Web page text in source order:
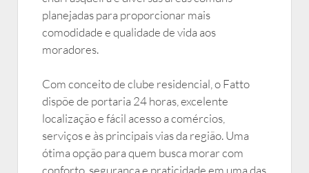
planejadas para proporcionar mais
comodidade e qualidade de vida aos
moradores.
Com conceito de clube residencial, o Fatto
dispõe de portaria 24 horas, excelente
localização e fácil acesso a comércios,
serviços e às principais vias da região. Uma
ótima opção para quem busca morar com
conforto, segurança e praticidade em uma das